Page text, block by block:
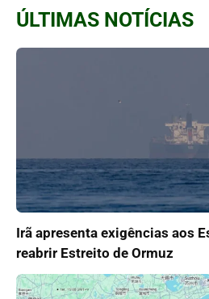
ÚLTIMAS NOTÍCIAS
Irã apresenta exigências aos
reabrir Estreito de Ormuz